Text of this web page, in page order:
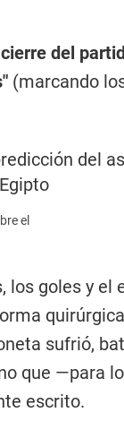
del
(marcando
el
los goles y el
sufrió,
que —para
escrito.